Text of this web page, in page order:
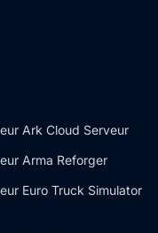
Ark Cloud Serveur
Arma Reforger
Euro Truck Simulator